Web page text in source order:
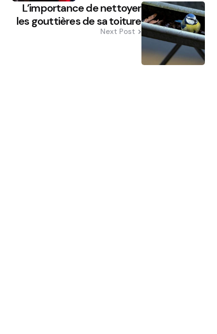
L’importance de nettoyer
les gouttières de sa toiture
Next Post